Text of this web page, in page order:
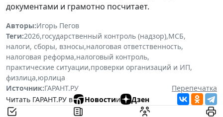
документами и грамотно посчитает.
Авторы:Игорь Пегов
Теги:2026,государственный контроль (надзор),МСБ,
налоги, сборы, взносы,налоговая ответственность,
налоговая реформа,налоговый контроль,
практические ситуации,проверки организаций и ИП,
физлица,юрлица
Источник:ГАРАНТ.РУ
Перепечатка
Читать ГАРАНТ.РУ в
Новостии Дзен